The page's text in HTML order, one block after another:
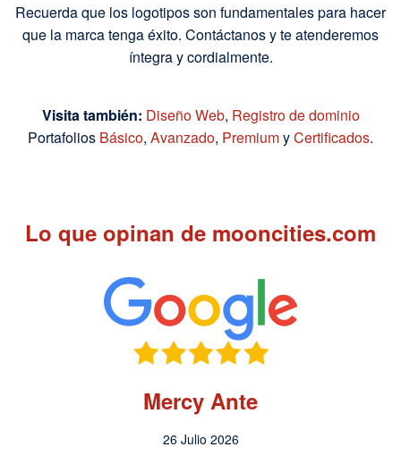
Recuerda que los logotipos son fundamentales para hacer
que la marca tenga éxito. Contáctanos y te atenderemos
íntegra y cordialmente.
Visita también: Diseño Web, Registro de dominio
Portafolios Básico, Avanzado, PremiumyCertificados.
Lo que opinan de mooncities.com
Mercy Ante
26 Julio 2026